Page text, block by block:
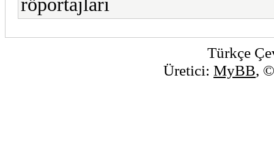
röportajları
Türkçe
Üretici: MyBB,